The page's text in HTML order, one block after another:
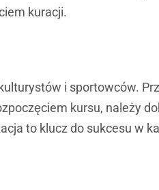
kuracji.
i sportowców.
kursu, należy
to klucz do sukcesu w